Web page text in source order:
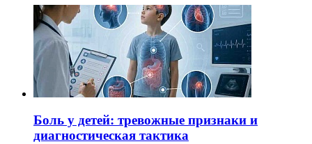
Боль у детей: тревожные признаки и
диагностическая тактика